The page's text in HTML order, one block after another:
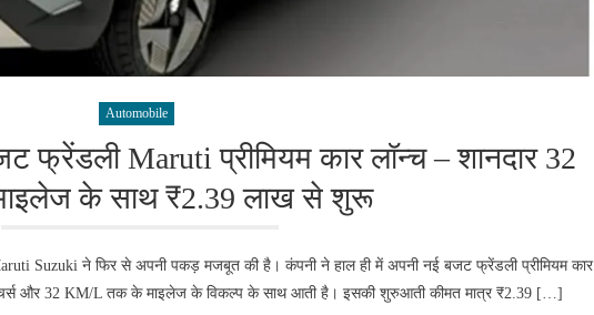
Automobile
फ्रेंडली Maruti प्रीमियम कार लॉन्च – शानदार 32
के साथ ₹2.39 लाख से शुरू
Suzuki ने फिर से अपनी पकड़ मजबूत की है। कंपनी ने हाल ही में अपनी नई बजट फ्रेंडली प्रीमियम कार
और 32 KM/L तक के माइलेज के विकल्प के साथ आती है। इसकी शुरुआती कीमत मात्र ₹2.39 […]